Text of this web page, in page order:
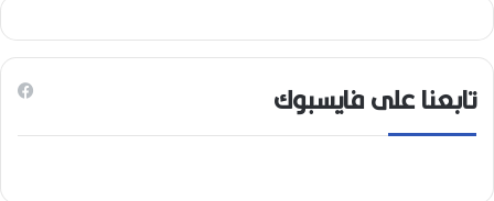
تابعنا على فايسبوك